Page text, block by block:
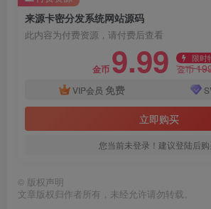
来源卡密分发系统网站源码
此内容为付费资源，请付费后查看
金币 9.99 限时
金币
VIP会员 免费
立即购买
您当前未登录！建议登陆后
© 版权声明
文章版权归作者所有，未经允许请勿转载。